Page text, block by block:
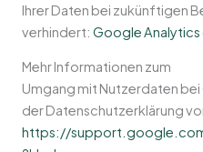
Ihrer Daten bei zukünftigen
verhindert: Google
Mehr Informationen zum
Umgang mit Nutzerdaten
der Datenschutzerklärung
https://